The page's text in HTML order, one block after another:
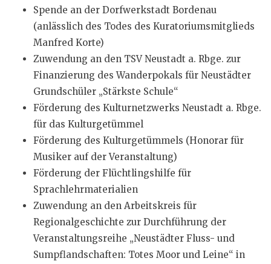
Spende an der Dorfwerkstadt Bordenau
(anlässlich des Todes des Kuratoriumsmitglieds
Manfred Korte)
Zuwendung an den TSV Neustadt a. Rbge. zur
Finanzierung des Wanderpokals für Neustädter
Grundschüler „Stärkste Schule“
Förderung des Kulturnetzwerks Neustadt a. Rbge.
für das Kulturgetümmel
Förderung des Kulturgetümmels (Honorar für
Musiker auf der Veranstaltung)
Förderung der Flüchtlingshilfe für
Sprachlehrmaterialien
Zuwendung an den Arbeitskreis für
Regionalgeschichte zur Durchführung der
Veranstaltungsreihe „Neustädter Fluss- und
Sumpflandschaften: Totes Moor und Leine“ in